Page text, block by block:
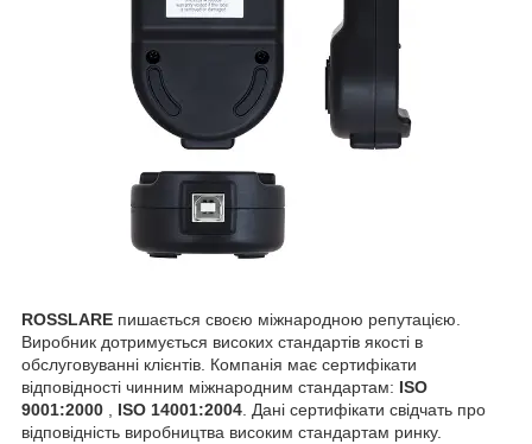
ROSSLARE пишається своєю міжнародною репутацією.
Виробник дотримується високих стандартів якості в
обслуговуванні клієнтів. Компанія має сертифікати
відповідності чинним міжнародним стандартам: ISO
9001:2000
ISO 14001:2004 . Дані сертифікати свідчать про
відповідність виробництва високим стандартам ринку.